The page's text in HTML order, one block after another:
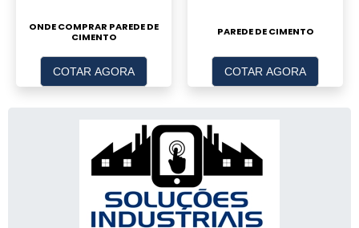
ONDE COMPRAR PAREDE DE
CIMENTO
COTAR AGORA
PAREDE DE CIMENTO
COTAR AGORA